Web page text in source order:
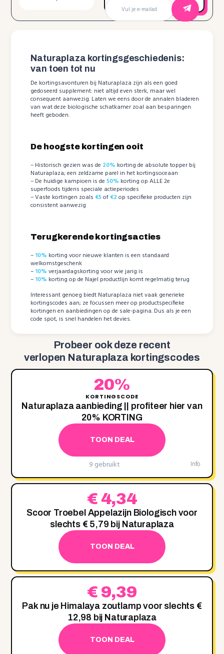
Naturaplaza kortingsgeschiedenis:
van toen tot nu
De kortingsavonturen bij Naturaplaza zijn als een goed
gedoseerd supplement: niet altijd even sterk, maar wel
consequent aanwezig. Laten we eens door de annalen bladeren
van wat deze biologische schatkamer zoal aan besparingen
heeft geboden.
De hoogste kortingen ooit
– Historisch gezien was de 20% korting de absolute topper bij
Naturaplaza; een zeldzame parel in het kortingsoceaan
– De huidige kampioen is de50% korting op ALLE 2e
superfoods tijdens speciale actieperiodes
– Vaste kortingen zoals€5of€2 op specifieke producten zijn
consistent aanwezig
Terugkerende kortingsacties
– 10% korting voor nieuwe klanten is een standaard
welkomstgeschenk
– 10% verjaardagskorting voor wie jarig is
– 10% korting op de Najel productlijn komt regelmatig terug
Interessant genoeg biedt Naturaplaza niet vaak generieke
kortingscodes aan; ze focussen meer op productspecifieke
kortingen en aanbiedingen op de sale-pagina. Dus als je een
code spot, is snel handelen het devies.
Probeer ook deze recent
verlopen Naturaplaza kortingscodes
20%
KORTINGSCODE
Naturaplaza aanbieding || profiteer hier van
20% KORTING
TOON DEAL
9 gebruikt Info
€ 4,34
Scoor Troebel Appelazijn Biologisch voor
slechts € 5,79 bij Naturaplaza
TOON DEAL
€ 9,39
Pak nu je Himalaya zoutlamp voor slechts €
12,98 bij Naturaplaza
TOON DEAL